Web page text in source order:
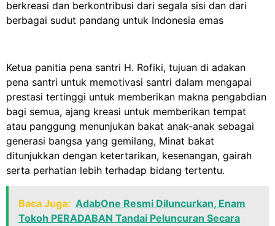
berkreasi dan berkontribusi dari segala sisi dan dari
berbagai sudut pandang untuk Indonesia emas
Ketua panitia pena santri H. Rofiki, tujuan di adakan
pena santri untuk memotivasi santri dalam mengapai
prestasi tertinggi untuk memberikan makna pengabdian
bagi semua, ajang kreasi untuk memberikan tempat
atau panggung menunjukan bakat anak-anak sebagai
generasi bangsa yang gemilang, Minat bakat
ditunjukkan dengan ketertarikan, kesenangan, gairah
serta perhatian lebih terhadap bidang tertentu.
Baca Juga: AdabOne Resmi Diluncurkan, Enam
Tokoh PERADABAN Tandai Peluncuran Secara